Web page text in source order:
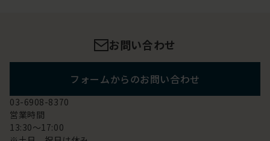
お問い合わせ
フォームからのお問い合わせ
03-6908-8370
営業時間
13:30～17:00